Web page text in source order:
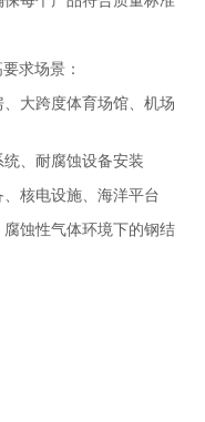
求场景：
大跨度体育场馆、机场
、耐腐蚀设备安装
核电设施、海洋平台
蚀性气体环境下的钢结